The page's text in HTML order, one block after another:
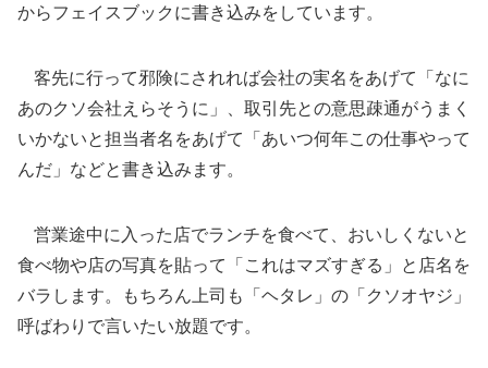
からフェイスブックに書き込みをしています。
客先に行って邪険にされれば会社の実名をあげて「なに
あのクソ会社えらそうに」、取引先との意思疎通がうまく
いかないと担当者名をあげて「あいつ何年この仕事やって
んだ」などと書き込みます。
営業途中に入った店でランチを食べて、おいしくないと
食べ物や店の写真を貼って「これはマズすぎる」と店名を
バラします。もちろん上司も「ヘタレ」の「クソオヤジ」
呼ばわりで言いたい放題です。